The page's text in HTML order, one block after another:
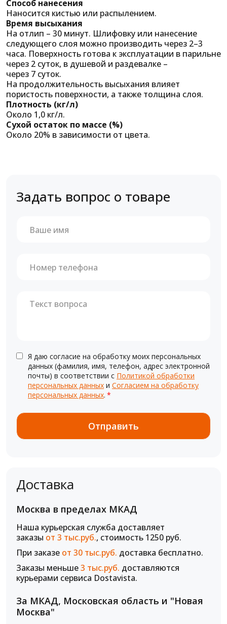
Способ нанесения
Наносится кистью или распылением.
Время высыхания
На отлип – 30 минут. Шлифовку или нанесение
следующего слоя можно производить через 2–3
часа. Поверхность готова к эксплуатации в парильне
через 2 суток, в душевой и раздевалке –
через 7 суток.
На продолжительность высыхания влияет
пористость поверхности, а также толщина слоя.
Плотность (кг/л)
Около 1,0 кг/л.
Сухой остаток по массе (%)
Около 20% в зависимости от цвета.
Задать вопрос о товаре
Я даю согласие на обработку моих персональных
данных (фамилия, имя, телефон, адрес электронной
почты) в соответствии с Политикой обработки
персональных данных и Согласием на обработку
персональных данных. *
Доставка
Москва в пределах МКАД
Наша курьерская служба доставляет
заказы от 3 тыс.руб., стоимость 1250 руб.
При заказе от 30 тыс.руб. доставка бесплатно.
Заказы меньше3 тыс.руб. доставляются
курьерами сервиса Dostavista.
За МКАД, Московская область и "Новая
Москва"